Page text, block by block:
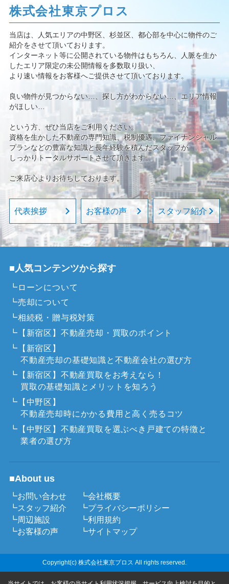
株式会社東京プロス
当店は、人気エリアの中野区、杉並区、都心部を中心に物件のご
紹介をさせて頂いております。
インターネット等に公開されている物件はもちろん、人脈を生か
したエリア限定の未公開情報を多数取り扱い、
より速い情報をお客様へご提供させて頂いております。
良い物件が見つからない…、探し方がわからない…、エリア情報
がほしい…
という方、ぜひ当店をご利用ください。
資格を生かした不動産の専門知識、税制優遇、ファイナンシャル
プランなどの豊富な知識と長年経験を積んだスタッフが
しっかりトータルサポートさせて頂きます。
ご来店心よりお待ちしております。
代表挨拶 お客様の声 スタッフ紹介
■人気コンテンツから探す
┗ローンについて
┗売却について
┗相続税・贈与税対策
┗【新宿区】不動産売却・買取のポイント
┗【新宿区】
不動産売却の基礎知識と不動産会社の選び方
┗【新宿区】不動産買取をお考えなら！
買取の基礎知識とメリットを知ろう
┗【中野区】
不動産売却時にかかる費用と高く売るコツ
┗【中野区】不動産買取を選ぶべき戸建ての特徴と
業者の選び方
■About us
┗お問い合わせ
┗会社概要
┗スタッフ紹介
┗プライバシーポリシー
┗周辺施設
┗利用規約
┗お客様の声
┗サイトマップ
Copyright(c) 株式会社東京プロス All rights reserved.